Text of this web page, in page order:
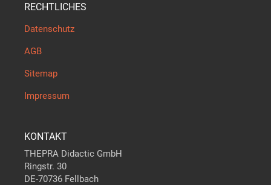
RECHTLICHES
Datenschutz
AGB
Sitemap
Impressum
KONTAKT
THEPRA Didactic GmbH
Ringstr. 30
DE-70736 Fellbach